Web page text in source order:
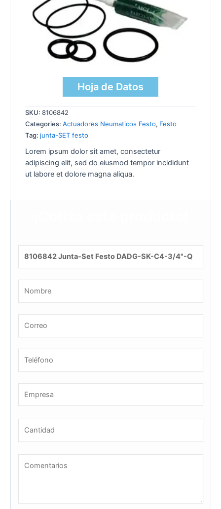
Hoja de Datos
SKU: 8106842
Categories: Actuadores Neumaticos Festo, Festo
Tag: junta-SET festo
Lorem ipsum dolor sit amet, consectetur
adipiscing elit, sed do eiusmod tempor incididunt
ut labore et dolore magna aliqua.